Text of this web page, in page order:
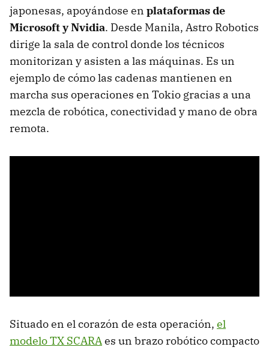
japonesas, apoyándose en plataformas de
Microsoft y Nvidia. Desde Manila, Astro Robotics
dirige la sala de control donde los técnicos
monitorizan y asisten a las máquinas. Es un
ejemplo de cómo las cadenas mantienen en
marcha sus operaciones en Tokio gracias a una
mezcla de robótica, conectividad y mano de obra
remota.
Situado en el corazón de esta operación, el
modelo TX SCARAes un brazo robótico compacto